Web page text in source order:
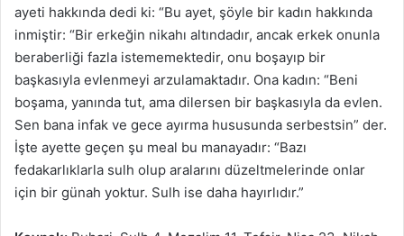
ayeti hakkında dedi ki: “Bu ayet, şöyle bir kadın hakkında
inmiştir: “Bir erkeğin nikahı altındadır, ancak erkek onunla
beraberliği fazla istememektedir, onu boşayıp bir
başkasıyla evlenmeyi arzulamaktadır. Ona kadın: “Beni
boşama, yanında tut, ama dilersen bir başkasıyla da evlen.
Sen bana infak ve gece ayırma hususunda serbestsin” der.
İşte ayette geçen şu meal bu manayadır: “Bazı
fedakarlıklarla sulh olup aralarını düzeltmelerinde onlar
için bir günah yoktur. Sulh ise daha hayırlıdır.”